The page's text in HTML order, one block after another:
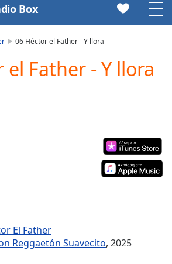
Box
06 Héctor el Father - Y llora
el Father - Y llora
El Father
Reggaetón Suavecito, 2025